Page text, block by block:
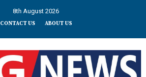
8th August 2026
CONTACT US ABOUT US